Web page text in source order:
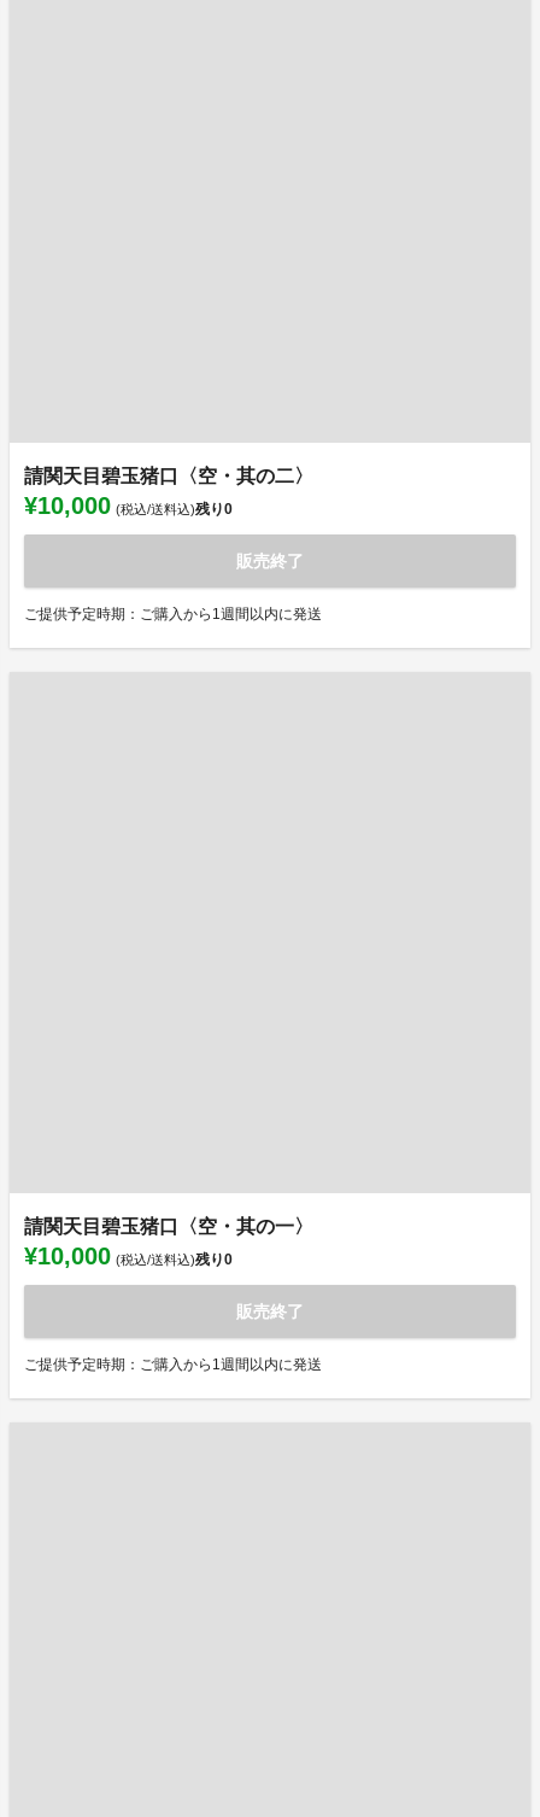
請関天目碧玉猪口〈空・其の二〉
¥10,000 (税込/送料込)残り0
販売終了
ご提供予定時期：ご購入から1週間以内に発送
請関天目碧玉猪口〈空・其の一〉
¥10,000 (税込/送料込)残り0
販売終了
ご提供予定時期：ご購入から1週間以内に発送